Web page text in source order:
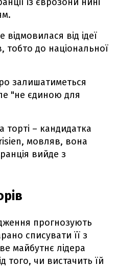
від ідеї
тобто до національної
залишатиметься
"не єдиною для
торті – кандидатка
мовляв, вона
вийде з
прогнозують
списувати її з
майбутнє лідера
того, чи вистачить їй